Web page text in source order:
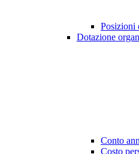
Posizioni
Dotazione
Conto
Costo